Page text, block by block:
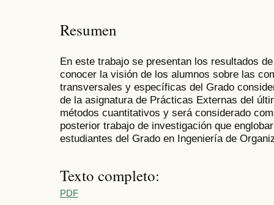
Resumen
En este trabajo se presentan los resultados
conocer la visión de los alumnos sobre las
transversales y específicas del Grado
de la asignatura de Prácticas Externas del
métodos cuantitativos y será considerado
posterior trabajo de investigación que
estudiantes del Grado en Ingeniería de
Texto completo:
PDF